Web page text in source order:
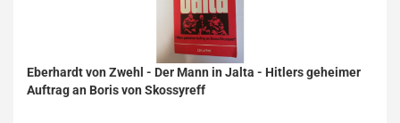
Eberhardt von Zwehl - Der Mann in Jalta - Hitlers geheimer
Auftrag an Boris von Skossyreff